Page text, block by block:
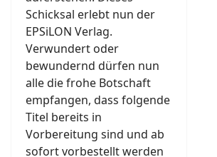
Schicksal erlebt nun der
EPSiLON Verlag.
Verwundert oder
bewundernd dürfen nun
alle die frohe Botschaft
empfangen, dass folgende
Titel bereits in
Vorbereitung sind und ab
sofort vorbestellt werden